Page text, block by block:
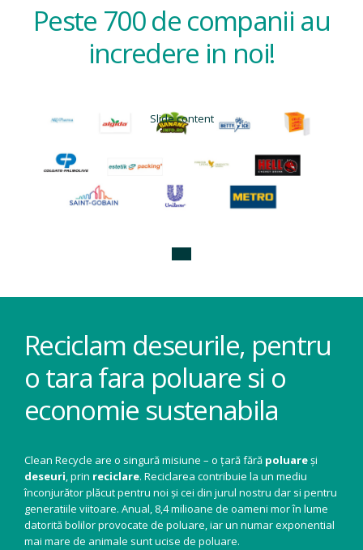
Peste 700 de companii au
incredere in noi!
Slide content
Reciclam deseurile, pentru
o tara fara poluare si o
economie sustenabila
Clean Recycle are o singură misiune – o țară fără poluareși
deseuri, prin reciclare. Reciclarea contribuie la un mediu
înconjurător plăcut pentru noi și cei din jurul nostru dar si pentru
generatiile viitoare. Anual, 8,4 milioane de oameni mor în lume
datorită bolilor provocate de poluare, iar un numar exponential
mai mare de animale sunt ucise de poluare.